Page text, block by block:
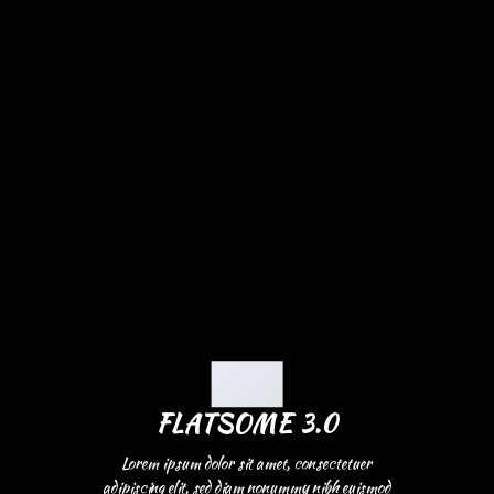
FLATSOME 3.0
Lorem ipsum dolor sit amet, consectetuer
adipiscing elit, sed diam nonummy nibh euismod